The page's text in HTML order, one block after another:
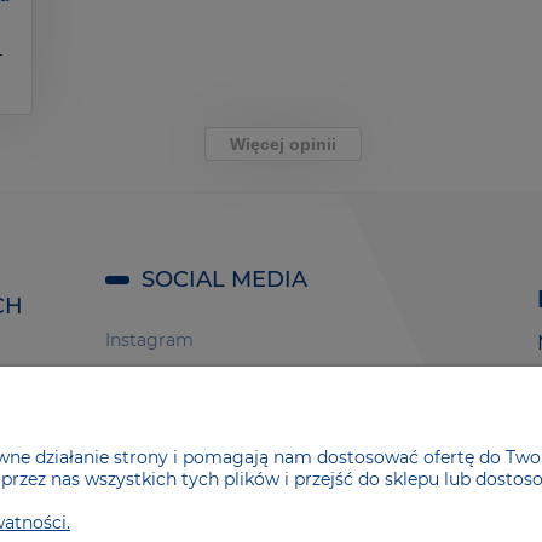
Więcej opinii
SOCIAL MEDIA
Instagram
Facebook
Ceneo
działanie strony i pomagają nam dostosować ofertę do
nas wszystkich tych plików i przejść do sklepu lub